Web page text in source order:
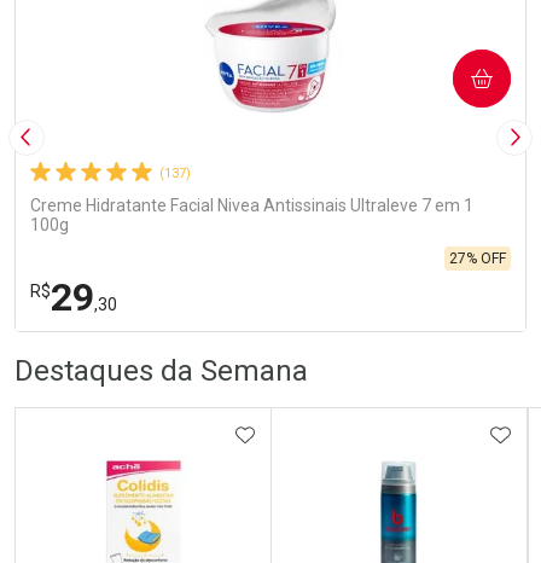
Imagem Anterior
(137)
Creme Hidratante Facial Nivea Antissinais Ultraleve 7 em 1
100g
R$29,30
27% OFF
COMPRAR
Laboratório
Por Menos
Destaques da Semana
ADICIONAR AOS FAVORITOS